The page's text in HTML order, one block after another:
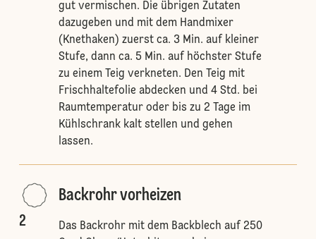
gut vermischen. Die übrigen Zutaten
dazugeben und mit dem Handmixer
(Knethaken) zuerst ca. 3 Min. auf kleiner
Stufe, dann ca. 5 Min. auf höchster Stufe
zu einem Teig verkneten. Den Teig mit
Frischhaltefolie abdecken und 4 Std. bei
Raumtemperatur oder bis zu 2 Tage im
Kühlschrank kalt stellen und gehen
lassen.
2
Backrohr vorheizen
Das Backrohr mit dem Backblech auf 250